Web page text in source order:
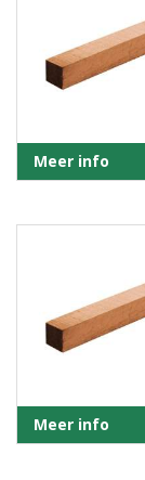
Meer info
Meer info